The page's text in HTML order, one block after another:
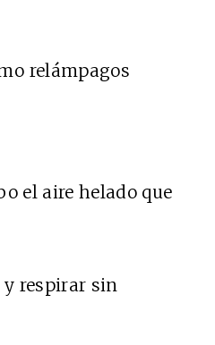
relámpagos
el aire helado que
y respirar sin